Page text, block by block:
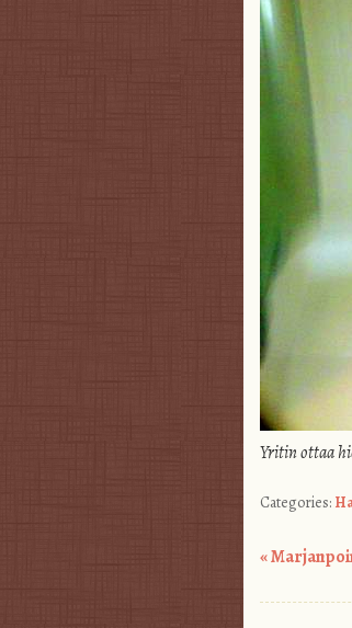
Yritin ottaa
Categories:
«